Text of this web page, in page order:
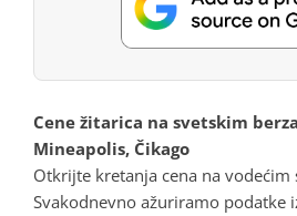
Cene žitarica na svetskim
Mineapolis, Čikago
Otkrijte kretanja cena na vodećim
Svakodnevno ažuriramo podatke